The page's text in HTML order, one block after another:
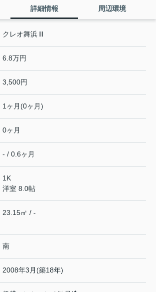
詳細情報 周辺環境
クレオ舞浜Ⅲ
6.8万円
3,500円
1ヶ月(0ヶ月)
0ヶ月
- / 0.6ヶ月
1K
洋室 8.0帖
23.15㎡ / -
南
2008年3月(築18年)